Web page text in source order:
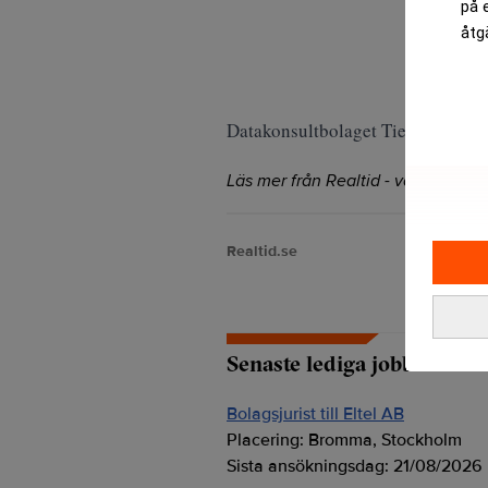
på
Datakonsultbolaget Tietoenators
Läs mer från Realtid - vårt
Realtid.se
Senaste lediga jobben
Bolagsjurist till Eltel AB
Placering: Bromma, Stockholm
Sista ansökningsdag: 21/08/2026